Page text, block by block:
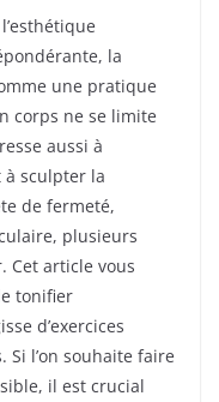
la
une pratique
corps ne se limite
aussi à
sculpter la
de fermeté,
plusieurs
Cet article vous
tonifier
d’exercices
l’on souhaite faire
il est crucial